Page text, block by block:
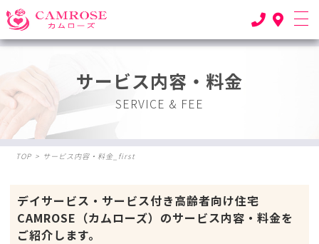
サービス内容・料金
SERVICE & FEE
TOP > サービス内容・料金_first
デイサービス・サービス付き高齢者向け住宅
CAMROSE（カムローズ）のサービス内容・料金を
ご紹介します。